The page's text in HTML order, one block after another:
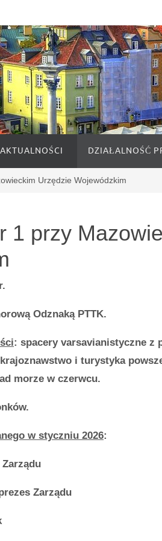
AKTUALNOŚCI DZIAŁALNOŚĆ
Urzędzie Wojewódzkim
1 przy
Odznaką PTTK.
: spacery varsavianistyczne z
i turystyka
morze w czerwcu.
w styczniu 2026:
Zarządu